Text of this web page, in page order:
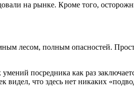
на рынке. Кроме того,
лесом, полным опасностей.
посредника как раз
что здесь нет никаких